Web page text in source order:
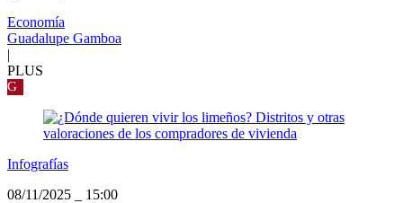
Economía
Guadalupe Gamboa
|
PLUS
G
Infografías
08/11/2025
15:00